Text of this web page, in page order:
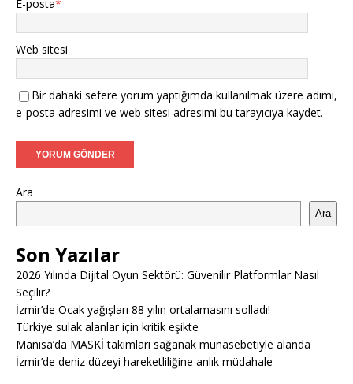
E-posta*
Web sitesi
Bir dahaki sefere yorum yaptığımda kullanılmak üzere adımı,
e-posta adresimi ve web sitesi adresimi bu tarayıcıya kaydet.
Ara
Ara
Son Yazılar
2026 Yılında Dijital Oyun Sektörü: Güvenilir Platformlar Nasıl
Seçilir?
İzmir’de Ocak yağışları 88 yılın ortalamasını solladı!
Türkiye sulak alanlar için kritik eşikte
Manisa’da MASKİ takımları sağanak münasebetiyle alanda
İzmir’de deniz düzeyi hareketliliğine anlık müdahale